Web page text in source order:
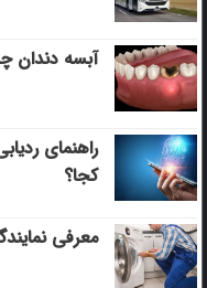
آبسه دندان
راهنمای
کجا؟
معرفی